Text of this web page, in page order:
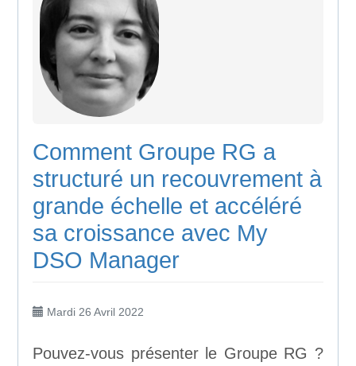
Comment Groupe RG a
structuré un recouvrement à
grande échelle et accéléré
sa croissance avec My
DSO Manager
Mardi 26 Avril 2022
Pouvez-vous présenter le Groupe RG ?